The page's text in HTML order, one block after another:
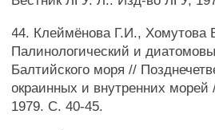
44. Клеймёнова Г.И.,
Палинологический и
Балтийского моря //
окраинных и внутренних
1979. С. 40-45.